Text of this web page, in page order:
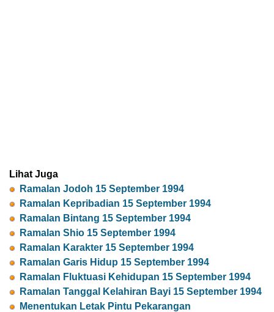
Lihat Juga
Ramalan Jodoh 15 September 1994
Ramalan Kepribadian 15 September 1994
Ramalan Bintang 15 September 1994
Ramalan Shio 15 September 1994
Ramalan Karakter 15 September 1994
Ramalan Garis Hidup 15 September 1994
Ramalan Fluktuasi Kehidupan 15 September 1994
Ramalan Tanggal Kelahiran Bayi 15 September 1994
Menentukan Letak Pintu Pekarangan